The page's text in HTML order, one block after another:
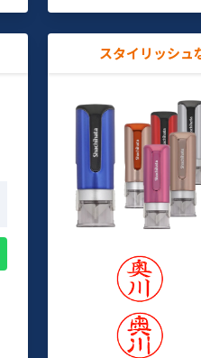
スタイリッシュ